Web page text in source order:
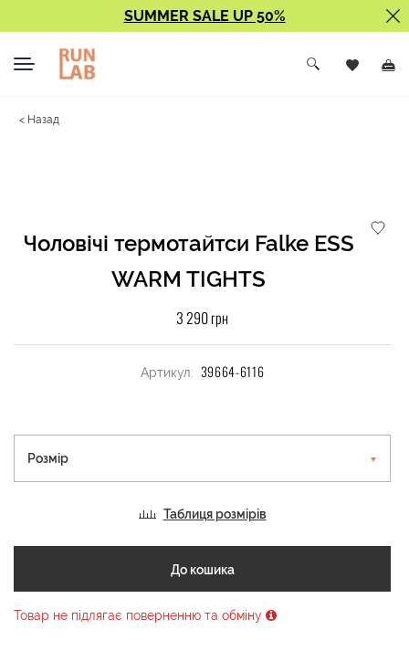
SUMMER SALE UP 50%
< Назад
Чоловічі термотайтси Falke ESS
WARM TIGHTS
3 290 грн
Артикул: 39664-6116
Розмір
Таблиця розмірів
До кошика
Товар не підлягає поверненню та обміну